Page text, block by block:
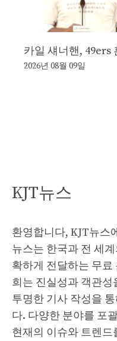
카일 섀너핸, 49ers
2026년 08월 09일
KJT뉴스
환영합니다, KJT뉴스
뉴스는 한국과 전 세
확하게 전달하는 무료
희는 진실성과 객관
투명한 기사 작성을
다. 다양한 분야를 포
현재의 이슈와 트렌드